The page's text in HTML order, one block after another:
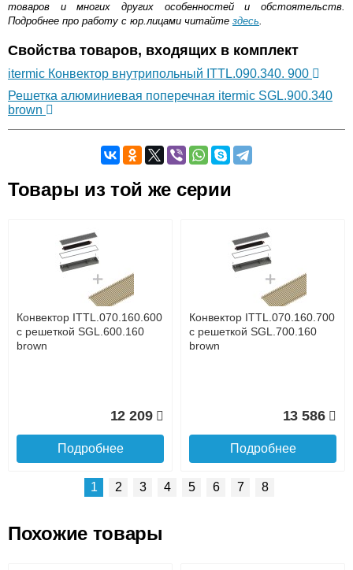
товаров и многих других особенностей и обстоятельств.
Подробнее про работу с юр.лицами читайте здесь.
Свойства товаров, входящих в комплект
itermic Конвектор внутрипольный ITTL.090.340. 900
Решетка алюминиевая поперечная itermic SGL.900.340
brown
Оставьте отзыв
Доставка сантехники по Москве и Московской области
Наличный расчёт
Банковской картой на сайте в режиме реального
времени
Банковской картой при получении товара как при
доставке, так и самовывозом
Интернет-деньгами (Yandex-деньги, Web-money,
Qiwi-кошельки и другие).
Безналичный расчёт (возможно и с НДС)
Товары из той же серии
Конвектор ITTL.070.160.600
с решеткой SGL.600.160
brown
12 209
Подробнее
Конвектор ITTL.070.160.700
с решеткой SGL.700.160
brown
13 586
Подробнее
1 2 3 4 5 6 7 8
Похожие товары